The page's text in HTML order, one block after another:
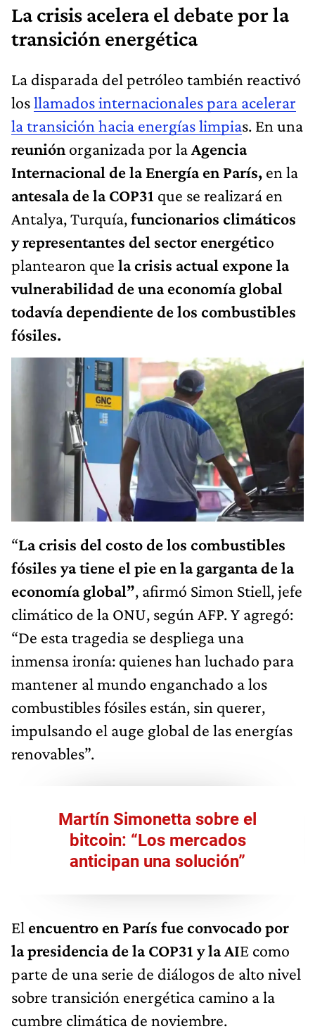
La crisis acelera el debate por la
transición energética
La disparada del petróleo también reactivó
losllamados internacionales para acelerar
la transición hacia energías limpias. En una
reunión organizada por laAgencia
Internacional de la Energía en París, en la
antesala de la COP31 que se realizará en
Antalya, Turquía,funcionarios climáticos
y representantes del sector energético
plantearon que la crisis actual expone la
vulnerabilidad de una economía global
todavía dependiente de los combustibles
fósiles.
“La crisis del costo de los combustibles
fósiles ya tiene el pie en la garganta de la
economía global”, afirmó Simon Stiell, jefe
climático de la ONU, según AFP. Y agregó:
“De esta tragedia se despliega una
inmensa ironía: quienes han luchado para
mantener al mundo enganchado a los
combustibles fósiles están, sin querer,
impulsando el auge global de las energías
renovables”.
Martín Simonetta sobre el
bitcoin: “Los mercados
anticipan una solución”
El encuentro en París fue convocado por
la presidencia de la COP31 y la AIE como
parte de una serie de diálogos de alto nivel
sobre transición energética camino a la
cumbre climática de noviembre.